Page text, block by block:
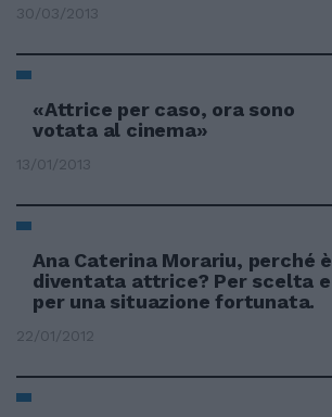
30/03/2013
«Attrice per caso, ora sono
votata al cinema»
13/01/2013
Ana Caterina Morariu, perché è
diventata attrice? Per scelta e
per una situazione fortunata.
22/01/2012